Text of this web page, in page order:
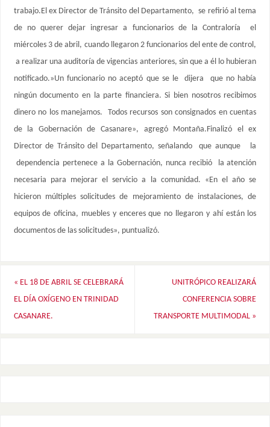
trabajo.El ex Director de Tránsito del Departamento, se refirió al tema
de no querer dejar ingresar a funcionarios de la Contraloría el
miércoles 3 de abril, cuando llegaron 2 funcionarios del ente de control,
a realizar una auditoría de vigencias anteriores, sin que a él lo hubieran
notificado.»Un funcionario no aceptó que se le dijera que no había
ningún documento en la parte financiera. Si bien nosotros recibimos
dinero no los manejamos. Todos recursos son consignados en cuentas
de la Gobernación de Casanare», agregó Montaña.Finalizó el ex
Director de Tránsito del Departamento, señalando que aunque la
dependencia pertenece a la Gobernación, nunca recibió la atención
necesaria para mejorar el servicio a la comunidad. «En el año se
hicieron múltiples solicitudes de mejoramiento de instalaciones, de
equipos de oficina, muebles y enceres que no llegaron y ahí están los
documentos de las solicitudes», puntualizó.
« EL 18 DE ABRIL SE CELEBRARÁ
EL DÍA OXÍGENO EN TRINIDAD
CASANARE.
UNITRÓPICO REALIZARÁ
CONFERENCIA SOBRE
TRANSPORTE MULTIMODAL »